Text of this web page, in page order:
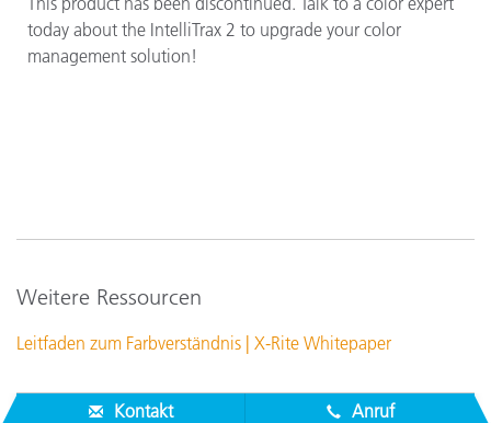
today about the IntelliTrax 2 to upgrade your color
management solution!
Weitere Ressourcen
Leitfaden zum Farbverständnis | X-Rite Whitepaper
Kontakt Anruf